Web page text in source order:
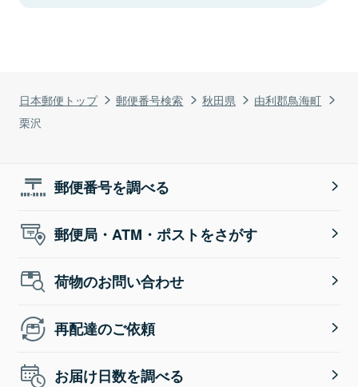
日本郵便トップ 郵便番号検索 秋田県
由利郡鳥海町
栗沢
郵便番号を調べる
郵便局・ATM・ポストをさがす
荷物のお問い合わせ
再配達のご依頼
お届け日数を調べる